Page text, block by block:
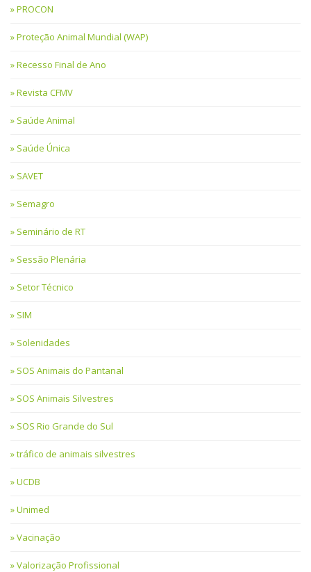
PROCON
Proteção Animal Mundial (WAP)
Recesso Final de Ano
Revista CFMV
Saúde Animal
Saúde Única
SAVET
Semagro
Seminário de RT
Sessão Plenária
Setor Técnico
SIM
Solenidades
SOS Animais do Pantanal
SOS Animais Silvestres
SOS Rio Grande do Sul
tráfico de animais silvestres
UCDB
Unimed
Vacinação
Valorização Profissional